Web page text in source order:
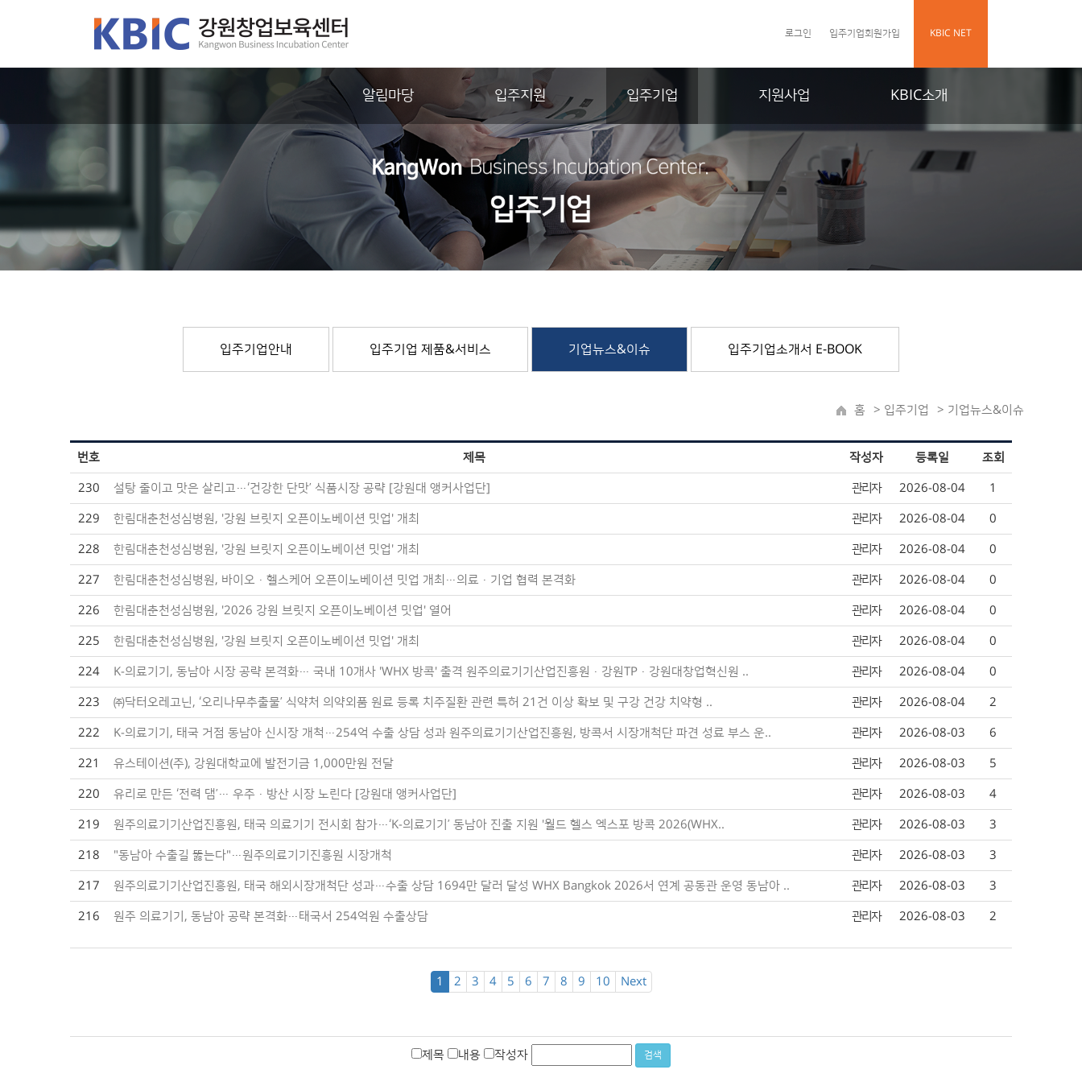
로그인 입주기업회원가입 KBIC NET
알림마당 입주지원 입주기업 지원사업 KBIC소개
입주기업안내 입주기업 제품&서비스 기업뉴스&이슈 입주기업소개서 E-BOOK
> 기업뉴스&이슈
> 입주기업
홈
번호 제목 작성자 등록일 조회
230 설탕 줄이고 맛은 살리고…‘건강한 단맛’ 식품시장 공략 [강원대 앵커사업단] 관리자 2026-08-04 1
229 한림대춘천성심병원, '강원 브릿지 오픈이노베이션 밋업' 개최 관리자 2026-08-04 0
228 한림대춘천성심병원, '강원 브릿지 오픈이노베이션 밋업' 개최 관리자 2026-08-04 0
227 한림대춘천성심병원, 바이오·헬스케어 오픈이노베이션 밋업 개최…의료·기업 협력 본격화 관리자 2026-08-04 0
226 한림대춘천성심병원, '2026 강원 브릿지 오픈이노베이션 밋업' 열어 관리자 2026-08-04 0
225 한림대춘천성심병원, '강원 브릿지 오픈이노베이션 밋업' 개최 관리자 2026-08-04 0
224 K-의료기기, 동남아 시장 공략 본격화… 국내 10개사 'WHX 방콕' 출격 원주의료기기산업진흥원·강원TP·강원대창업혁신원 .. 관리자 2026-08-04 0
223 ㈜닥터오레고닌, ‘오리나무추출물’ 식약처 의약외품 원료 등록 치주질환 관련 특허 21건 이상 확보 및 구강 건강 치약형 .. 관리자 2026-08-04 2
222 K-의료기기, 태국 거점 동남아 신시장 개척…254억 수출 상담 성과 원주의료기기산업진흥원, 방콕서 시장개척단 파견 성료 부스 운.. 관리자 2026-08-03 6
221 유스테이션(주), 강원대학교에 발전기금 1,000만원 전달 관리자 2026-08-03 5
220 유리로 만든 ‘전력 댐’… 우주·방산 시장 노린다 [강원대 앵커사업단] 관리자 2026-08-03 4
219 원주의료기기산업진흥원, 태국 의료기기 전시회 참가…‘K-의료기기’ 동남아 진출 지원 '월드 헬스 엑스포 방콕 2026(WHX.. 관리자 2026-08-03 3
218 "동남아 수출길 뚫는다"…원주의료기기진흥원 시장개척 관리자 2026-08-03 3
217 원주의료기기산업진흥원, 태국 해외시장개척단 성과…수출 상담 1694만 달러 달성 WHX Bangkok 2026서 연계 공동관 운영 동남아 .. 관리자 2026-08-03 3
216 원주 의료기기, 동남아 공략 본격화…태국서 254억원 수출상담 관리자 2026-08-03 2
1 2 3 4 5 6 7 8 9 10 Next
제목 내용 작성자 검색